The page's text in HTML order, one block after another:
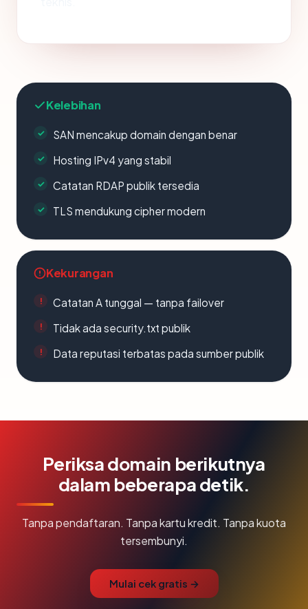
Kelebihan
SAN mencakup domain dengan benar
Hosting IPv4 yang stabil
Catatan RDAP publik tersedia
TLS mendukung cipher modern
Kekurangan
Catatan A tunggal — tanpa failover
Tidak ada security.txt publik
Data reputasi terbatas pada sumber publik
Periksa domain berikutnya
dalam beberapa detik.
Tanpa pendaftaran. Tanpa kartu kredit. Tanpa kuota
tersembunyi.
Mulai cek gratis →